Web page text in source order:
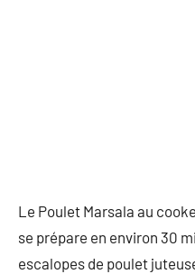
Le Poulet Marsala au
se prépare en environ 30
escalopes de poulet